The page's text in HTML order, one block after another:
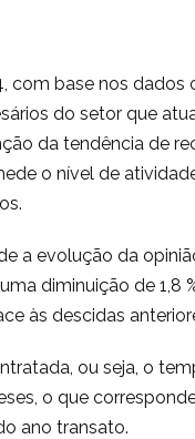
com base nos
do setor que
da tendência de
o nível de
a evolução da
diminuição de 1,8
às descidas
ou seja, o
o que
ano transato.